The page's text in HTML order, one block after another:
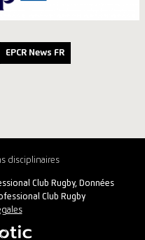
EPCR News FR
disciplinaires
Club Rugby, Données
Club Rugby